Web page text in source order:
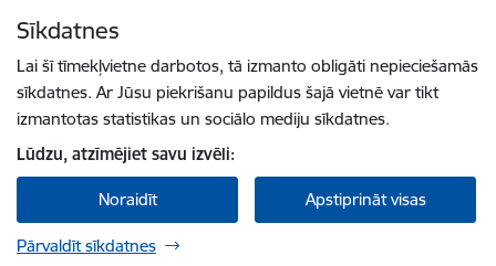
Sīkdatnes
Lai šī tīmekļvietne darbotos, tā izmanto obligāti nepieciešamās
sīkdatnes. Ar Jūsu piekrišanu papildus šajā vietnē var tikt
izmantotas statistikas un sociālo mediju sīkdatnes.
Lūdzu, atzīmējiet savu izvēli:
Noraidīt Apstiprināt visas
Pārvaldīt sīkdatnes